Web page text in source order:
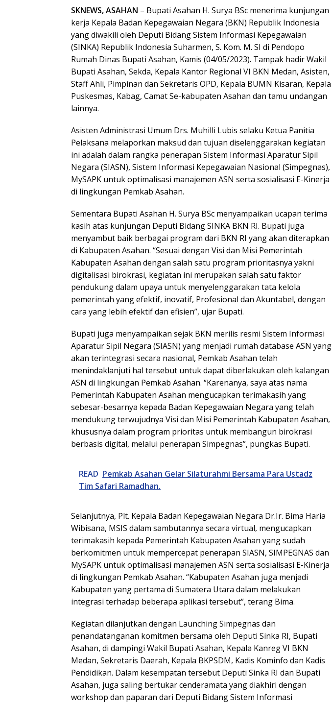
SKNEWS, ASAHAN – Bupati Asahan H. Surya BSc menerima kunjungan
kerja Kepala Badan Kepegawaian Negara (BKN) Republik Indonesia
yang diwakili oleh Deputi Bidang Sistem Informasi Kepegawaian
(SINKA) Republik Indonesia Suharmen, S. Kom. M. SI di Pendopo
Rumah Dinas Bupati Asahan, Kamis (04/05/2023). Tampak hadir Wakil
Bupati Asahan, Sekda, Kepala Kantor Regional VI BKN Medan, Asisten,
Staff Ahli, Pimpinan dan Sekretaris OPD, Kepala BUMN Kisaran, Kepala
Puskesmas, Kabag, Camat Se-kabupaten Asahan dan tamu undangan
lainnya.
Asisten Administrasi Umum Drs. Muhilli Lubis selaku Ketua Panitia
Pelaksana melaporkan maksud dan tujuan diselenggarakan kegiatan
ini adalah dalam rangka penerapan Sistem Informasi Aparatur Sipil
Negara (SIASN), Sistem Informasi Kepegawaian Nasional (Simpegnas),
MySAPK untuk optimalisasi manajemen ASN serta sosialisasi E-Kinerja
di lingkungan Pemkab Asahan.
Sementara Bupati Asahan H. Surya BSc menyampaikan ucapan terima
kasih atas kunjungan Deputi Bidang SINKA BKN RI. Bupati juga
menyambut baik berbagai program dari BKN RI yang akan diterapkan
di Kabupaten Asahan. “Sesuai dengan Visi dan Misi Pemerintah
Kabupaten Asahan dengan salah satu program prioritasnya yakni
digitalisasi birokrasi, kegiatan ini merupakan salah satu faktor
pendukung dalam upaya untuk menyelenggarakan tata kelola
pemerintah yang efektif, inovatif, Profesional dan Akuntabel, dengan
cara yang lebih efektif dan efisien”, ujar Bupati.
Bupati juga menyampaikan sejak BKN merilis resmi Sistem Informasi
Aparatur Sipil Negara (SIASN) yang menjadi rumah database ASN yang
akan terintegrasi secara nasional, Pemkab Asahan telah
menindaklanjuti hal tersebut untuk dapat diberlakukan oleh kalangan
ASN di lingkungan Pemkab Asahan. “Karenanya, saya atas nama
Pemerintah Kabupaten Asahan mengucapkan terimakasih yang
sebesar-besarnya kepada Badan Kepegawaian Negara yang telah
mendukung terwujudnya Visi dan Misi Pemerintah Kabupaten Asahan,
khususnya dalam program prioritas untuk membangun birokrasi
berbasis digital, melalui penerapan Simpegnas”, pungkas Bupati.
READ Pemkab Asahan Gelar Silaturahmi Bersama Para Ustadz
Tim Safari Ramadhan.
Selanjutnya, Plt. Kepala Badan Kepegawaian Negara Dr.Ir. Bima Haria
Wibisana, MSIS dalam sambutannya secara virtual, mengucapkan
terimakasih kepada Pemerintah Kabupaten Asahan yang sudah
berkomitmen untuk mempercepat penerapan SIASN, SIMPEGNAS dan
MySAPK untuk optimalisasi manajemen ASN serta sosialisasi E-Kinerja
di lingkungan Pemkab Asahan. “Kabupaten Asahan juga menjadi
Kabupaten yang pertama di Sumatera Utara dalam melakukan
integrasi terhadap beberapa aplikasi tersebut”, terang Bima.
Kegiatan dilanjutkan dengan Launching Simpegnas dan
penandatanganan komitmen bersama oleh Deputi Sinka RI, Bupati
Asahan, di dampingi Wakil Bupati Asahan, Kepala Kanreg VI BKN
Medan, Sekretaris Daerah, Kepala BKPSDM, Kadis Kominfo dan Kadis
Pendidikan. Dalam kesempatan tersebut Deputi Sinka RI dan Bupati
Asahan, juga saling bertukar cenderamata yang diakhiri dengan
workshop dan paparan dari Deputi Bidang Sistem Informasi